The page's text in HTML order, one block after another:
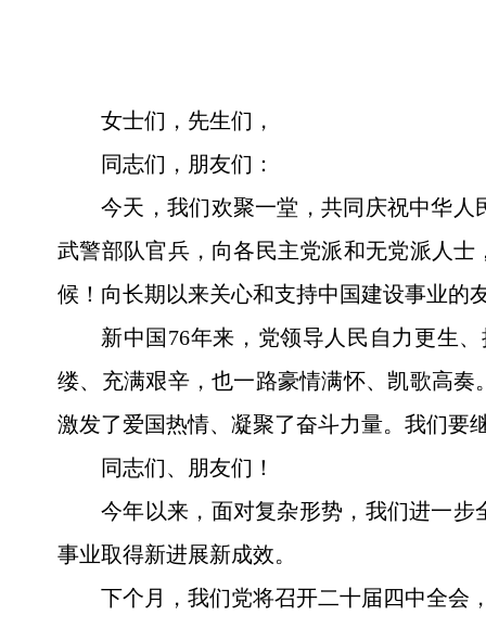
女士们，先生们，
同志们，朋友们：
今天，我们欢聚一堂，共同庆祝中华
武警部队官兵，向各民主党派和无党派人
候！向长期以来关心和支持中国建设事业的
新中国76年来，党领导人民自力更生
缕、充满艰辛，也一路豪情满怀、凯歌高
激发了爱国热情、凝聚了奋斗力量。我们要
同志们、朋友们！
今年以来，面对复杂形势，我们进一
事业取得新进展新成效。
下个月，我们党将召开二十届四中全会